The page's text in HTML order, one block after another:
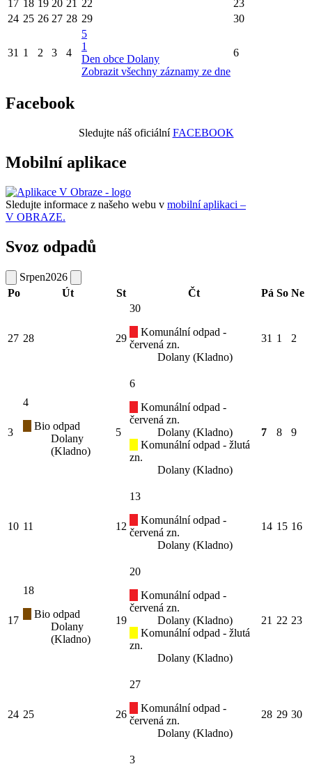
17 18 19 20 21 22
23
24 25 26 27 28 29 30
31 1 2 3 4
5
1
Den obce Dolany
Zobrazit všechny záznamy ze dne
6
Facebook
Sledujte náš oficiálníFACEBOOK
Mobilní aplikace
Sledujte informace z našeho webu v mobilní aplikaci –
V OBRAZE.
Svoz odpadů
Srpen2026
Po
Út St Čt Pá So Ne
27 28 29
30
Komunální odpad -
červená zn.
Dolany (Kladno)
31 1 2
3
4
Bio odpad
Dolany
(Kladno)
5
6
Komunální odpad -
červená zn.
Dolany (Kladno)
Komunální odpad - žlutá
zn.
Dolany (Kladno)
7 8 9
10 11 12
13
Komunální odpad -
červená zn.
Dolany (Kladno)
14 15 16
17
18
Bio odpad
Dolany
(Kladno)
19
20
Komunální odpad -
červená zn.
Dolany (Kladno)
Komunální odpad - žlutá
zn.
Dolany (Kladno)
21 22 23
24 25 26
27
Komunální odpad -
červená zn.
Dolany (Kladno)
28 29 30
3